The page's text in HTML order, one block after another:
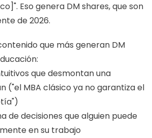
Eso genera DM shares, que son
de 2026.
que más generan DM
que desmontan una
("el MBA clásico ya no garantiza el
de decisiones que alguien puede
en su trabajo